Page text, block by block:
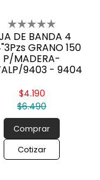
DE BANDA 4
GRANO 150
P/MADERA-
9403 - 9404
$6.490
$4.190
Comprar
Cotizar